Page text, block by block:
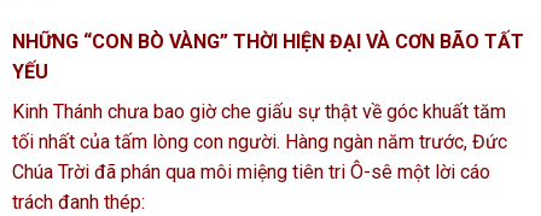
NHỮNG “CON BÒ VÀNG” THỜI HIỆN ĐẠI VÀ CƠN BÃO TẤT
YẾU
Kinh Thánh chưa bao giờ che giấu sự thật về góc khuất tăm
tối nhất của tấm lòng con người. Hàng ngàn năm trước, Đức
Chúa Trời đã phán qua môi miệng tiên tri Ô-sê một lời cáo
trách đanh thép: